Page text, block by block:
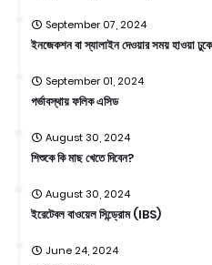
September 07, 2024
ইনজেকশন বা স্যালাইন দেওয়ার সময় হাওয়া
September 01, 2024
গর্ভাবস্থায় ফলিক এসিড
August 30, 2024
শিশুকে কি মাছ খেতে দিবেন?
August 30, 2024
ইরেটেবল বাওয়েল সিন্ড্রোম (IBS)
June 24, 2024